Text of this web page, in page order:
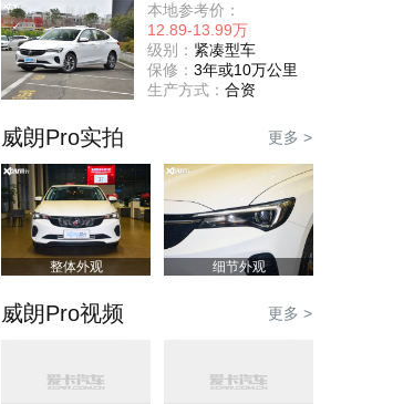
本地参考价：
12.89-13.99万
级别： 紧凑型车
保修： 3年或10万公里
生产方式： 合资
威朗Pro实拍 更多 >
整体外观 细节外观
威朗Pro视频 更多 >